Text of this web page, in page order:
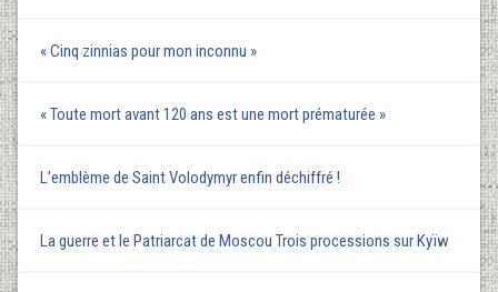
« Cinq zinnias pour mon inconnu »
« Toute mort avant 120 ans est une mort prématurée »
L’emblème de Saint Volodymyr enfin déchiffré !
La guerre et le Patriarcat de Moscou Trois processions sur Kyїw